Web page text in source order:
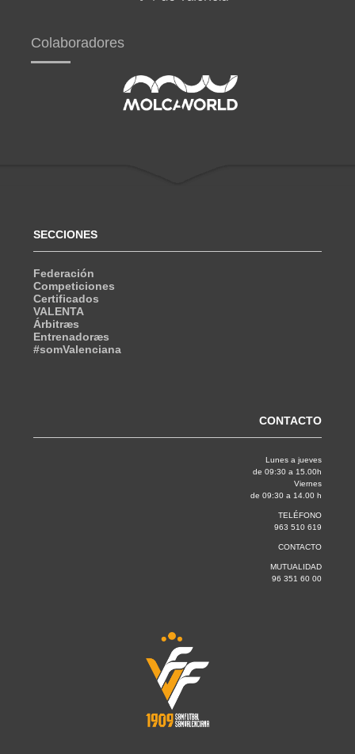
Colaboradores
SECCIONES
Federación
Competiciones
Certificados
VALENTA
Árbitræs
Entrenadoræs
#somValenciana
CONTACTO
Lunes a jueves
de 09:30 a 15.00h
Viernes
de 09:30 a 14.00 h
TELÉFONO
963 510 619
CONTACTO
MUTUALIDAD
96 351 60 00